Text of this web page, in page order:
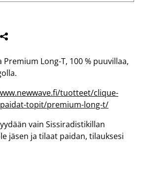
Long-T, 100 % puuvillaa,
tuotteet/clique-
topit/premium-long-t/
vain Sissiradistikillan
jäsen ja tilaat paidan, tilauksesi